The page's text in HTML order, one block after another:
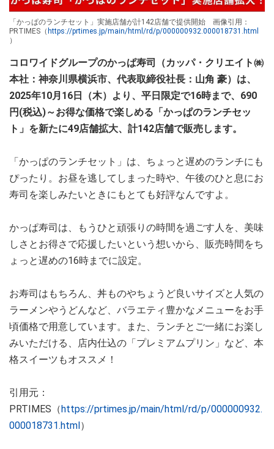
「かっぱのランチセット」実施店舗が計142店舗で提供開始 画像引用：
PRTIMES（ https://prtimes.jp/main/html/rd/p/000000932.000018731.html
）
コロワイドグループのかっぱ寿司（カッパ・クリエイト㈱
本社：神奈川県横浜市、代表取締役社長：山角 豪）は、
2025年10月16日（木）より、平日限定で16時まで、690
円(税込)～お得な価格で楽しめる「かっぱのランチセッ
ト」を新たに49店舗拡大、計142店舗で販売します。
「かっぱのランチセット」は、ちょっと遅めのランチにも
ぴったり。お昼を逃してしまった時や、午後のひと息にお
寿司を楽しみたいときにもとても好評なんですよ。
かっぱ寿司は、もうひと頑張りの時間を過ごす人を、美味
しさとお得さで応援したいという想いから、販売時間をち
ょっと遅めの16時までに設定。
お寿司はもちろん、丼ものやちょうど良いサイズと人気の
ラーメンやうどんなど、バラエティ豊かなメニューをお手
頃価格で用意しています。また、ランチとご一緒にお楽し
みいただける、店内仕込の「プレミアムプリン」など、本
格スイーツもオススメ！
引用元：
PRTIMES（https://prtimes.jp/main/html/rd/p/000000932.
000018731.html）